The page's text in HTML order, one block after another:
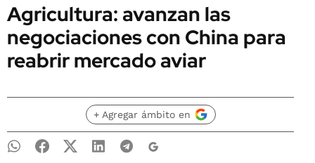
Agricultura: avanzan las
negociaciones con China para
reabrir mercado aviar
+ Agregar ámbito en